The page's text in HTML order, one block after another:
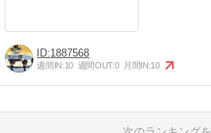
1887568
週間IN:10 週間OUT:0 月間IN:10